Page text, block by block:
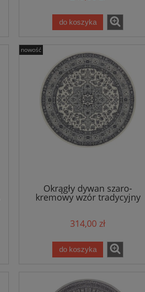
do koszyka
Okrągły dywan szaro-
kremowy wzór tradycyjny
314,00 zł
do koszyka
nowość